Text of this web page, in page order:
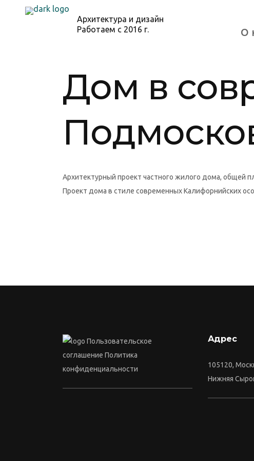
Архитектура и дизайн
Работаем с 2016 г.
О
Дом в
Архитектурный проект частного жилого дома, общей
Проект дома в стиле современных Калифорнийских
Пользовательское
соглашение Политика
конфиденциальности
Адрес
105120,
Нижняя